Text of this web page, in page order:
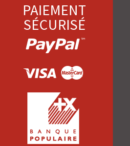
PAIEMENT
SÉCURISÉ